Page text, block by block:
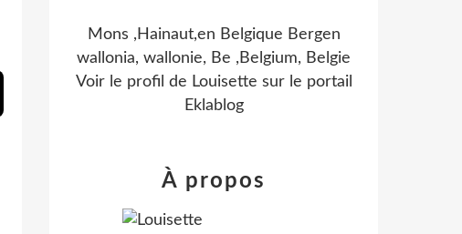
Mons ,Hainaut,en Belgique Bergen
wallonia, wallonie, Be ,Belgium, Belgie
Voir le profil de Louisette sur le portail
Eklablog
À propos